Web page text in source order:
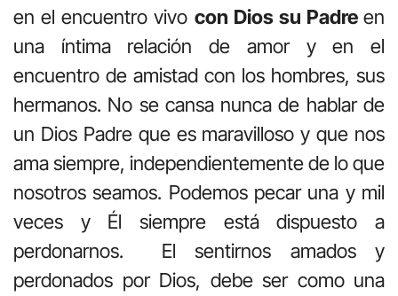
en el encuentro vivo con Dios su Padre en
una íntima relación de amor y en el
encuentro de amistad con los hombres, sus
hermanos. No se cansa nunca de hablar de
un Dios Padre que es maravilloso y que nos
ama siempre, independientemente de lo que
nosotros seamos. Podemos pecar una y mil
veces y Él siempre está dispuesto a
perdonarnos. El sentirnos amados y
perdonados por Dios, debe ser como una